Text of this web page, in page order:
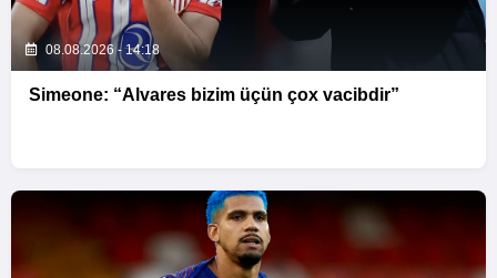
08.08.2026 - 14:18
Simeone: “Alvares bizim üçün çox vacibdir”